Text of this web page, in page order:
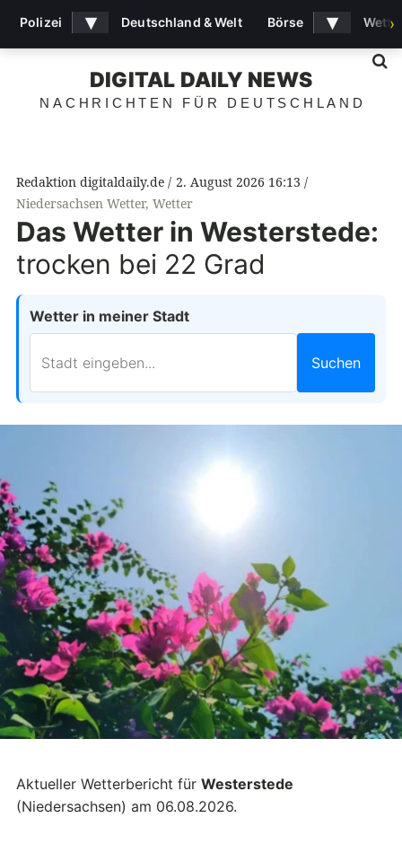
DIGITAL DAILY NEWS
NACHRICHTEN FÜR DEUTSCHLAND
Redaktion digitaldaily.de
2. August 2026 16:13
Niedersachsen Wetter, Wetter
Das Wetter in Westerstede:
trocken bei 22 Grad
Wetter in meiner Stadt
Suchen
Aktueller Wetterbericht für Westerstede
(Niedersachsen) am 06.08.2026.
Polizei ▾ Deutschland & Welt Börse ▾ ›